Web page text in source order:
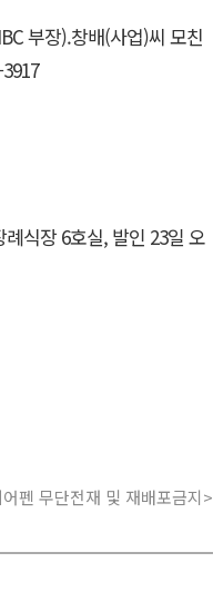
부장).창배(사업)씨 모친
식장 6호실, 발인 23일 오
펜 무단전재 및 재배포금지>